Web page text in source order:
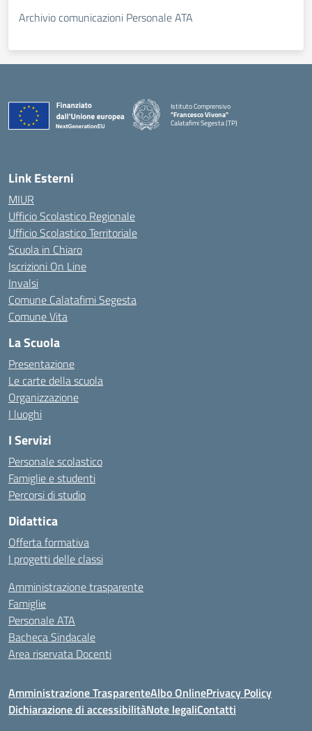
Archivio comunicazioni Personale ATA
Istituto Comprensivo
"Francesco Vivona"
Calatafimi Segesta (TP)
— Visita la pagina iniziale della scuola
Link Esterni
MIUR
Ufficio Scolastico Regionale
Ufficio Scolastico Territoriale
Scuola in Chiaro
Iscrizioni On Line
Invalsi
Comune Calatafimi Segesta
Comune Vita
La Scuola
Presentazione
Le carte della scuola
Organizzazione
I luoghi
I Servizi
Personale scolastico
Famiglie e studenti
Percorsi di studio
Didattica
Offerta formativa
I progetti delle classi
Amministrazione trasparente
Famiglie
Personale ATA
Bacheca Sindacale
Area riservata Docenti
Amministrazione TrasparenteAlbo OnlinePrivacy Policy
Dichiarazione di accessibilitàNote legaliContatti